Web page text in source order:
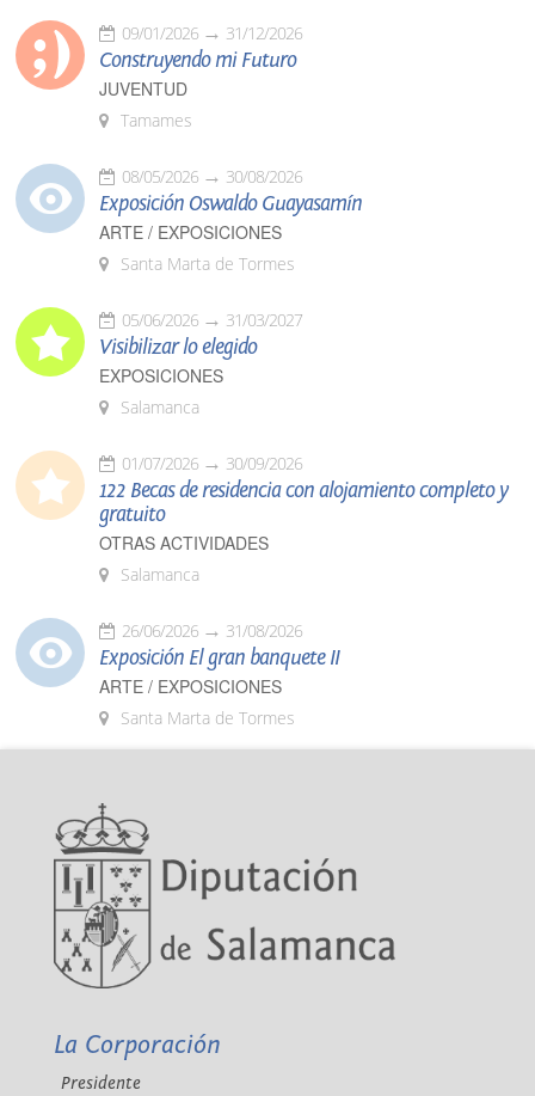
09/01/2026 31/12/2026
Construyendo mi Futuro
JUVENTUD
Tamames
08/05/2026 30/08/2026
Exposición Oswaldo Guayasamín
ARTE / EXPOSICIONES
Santa Marta de Tormes
05/06/2026 31/03/2027
Visibilizar lo elegido
EXPOSICIONES
Salamanca
01/07/2026 30/09/2026
122 Becas de residencia con alojamiento completo y
gratuito
OTRAS ACTIVIDADES
Salamanca
26/06/2026 31/08/2026
Exposición El gran banquete II
ARTE / EXPOSICIONES
Santa Marta de Tormes
La Corporación
Presidente